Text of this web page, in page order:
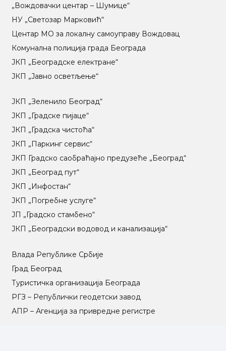
„Вождовачки центар – Шумице“
НУ „Светозар Марковић“
Центар МO за локалну самоуправу Вождовац
Комунална полиција града Београда
ЈКП „Београдске електране“
ЈКП „Јавно осветљење“
ЈКП „Зеленило Београд“
ЈКП „Градске пијаце“
ЈКП „Градска чистоћа“
ЈКП „Паркинг сервис“
ЈКП Градско саобраћајно предузеће „Београд“
ЈКП „Београд пут“
ЈКП „Инфостан“
ЈКП „Погребне услуге“
ЈП „Градско стамбено“
ЈКП „Београдски водовод и канализација“
Влада Републике Србије
Град Београд
Туристичка организација Београда
РГЗ – Републички геодетски завод
АПР – Агенција за привредне регистре